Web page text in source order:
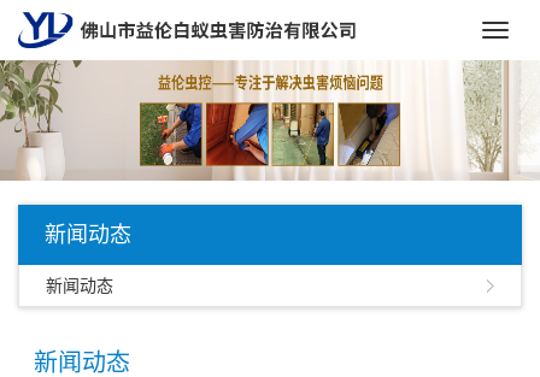
新闻动态
新闻动态
新闻动态